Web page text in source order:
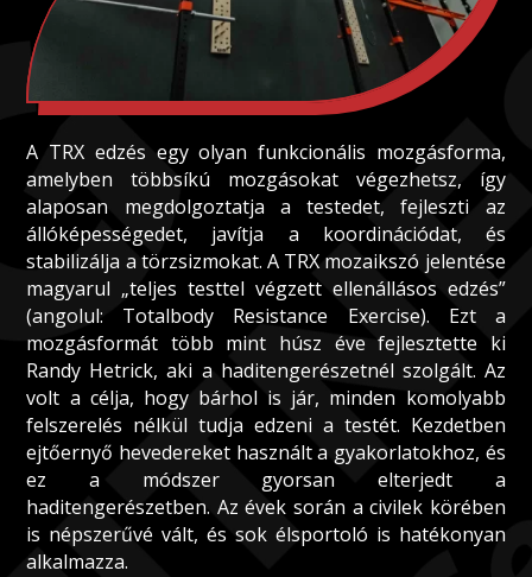
A TRX edzés egy olyan funkcionális mozgásforma,
amelyben többsíkú mozgásokat végezhetsz, így
alaposan megdolgoztatja a testedet, fejleszti az
állóképességedet, javítja a koordinációdat, és
stabilizálja a törzsizmokat. A TRX mozaikszó jelentése
magyarul „teljes testtel végzett ellenállásos edzés”
(angolul: Totalbody Resistance Exercise). Ezt a
mozgásformát több mint húsz éve fejlesztette ki
Randy Hetrick, aki a haditengerészetnél szolgált. Az
volt a célja, hogy bárhol is jár, minden komolyabb
felszerelés nélkül tudja edzeni a testét. Kezdetben
ejtőernyő hevedereket használt a gyakorlatokhoz, és
ez a módszer gyorsan elterjedt a
haditengerészetben. Az évek során a civilek körében
is népszerűvé vált, és sok élsportoló is hatékonyan
alkalmazza.